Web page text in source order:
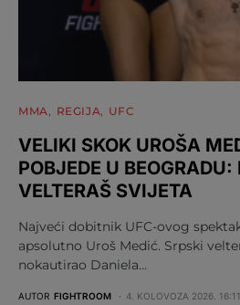
MMA REGIJA UFC
VELIKI SKOK UROŠA
POBJEDE U BEOGRADU:
VELTERAŠ SVIJETA
Najveći dobitnik UFC-ovog
apsolutno Uroš Medić. Srpski
nokautirao Daniela…
AUTOR FIGHTROOM 4. KOLOVOZA 2026. 16:11